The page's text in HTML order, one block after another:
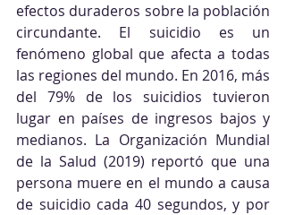
efectos duraderos sobre la población
circundante. El suicidio es un
fenómeno global que afecta a todas
las regiones del mundo. En 2016, más
del 79% de los suicidios tuvieron
lugar en países de ingresos bajos y
medianos. La Organización Mundial
de la Salud (2019) reportó que una
persona muere en el mundo a causa
de suicidio cada 40 segundos, y por